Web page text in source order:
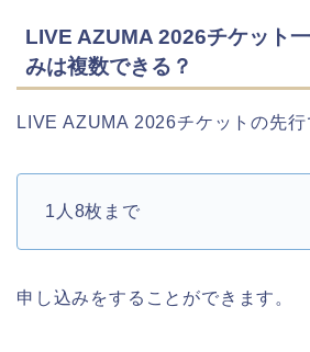
LIVE AZUMA 2026チケット
みは複数できる？
LIVE AZUMA 2026チケットの先行
1人8枚まで
申し込みをすることができます。